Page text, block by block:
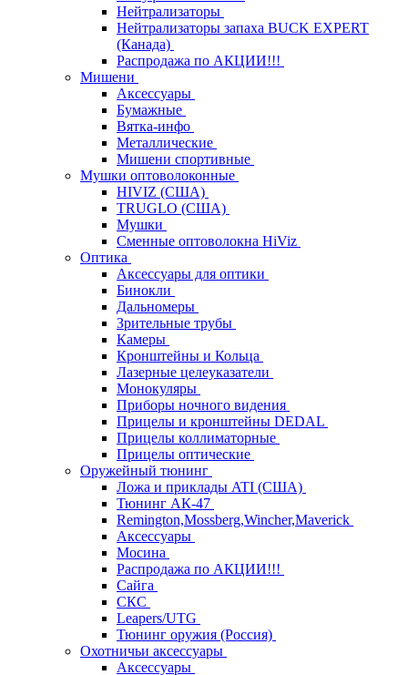
Нейтрализаторы
Нейтрализаторы запаха BUCK EXPERT
(Канада)
Распродажа по АКЦИИ!!!
Мишени
Аксессуары
Бумажные
Вятка-инфо
Металлические
Мишени спортивные
Мушки оптоволоконные
HIVIZ (США)
TRUGLO (США)
Мушки
Сменные оптоволокна HiViz
Оптика
Аксессуары для оптики
Бинокли
Дальномеры
Зрительные трубы
Камеры
Кронштейны и Кольца
Лазерные целеуказатели
Монокуляры
Приборы ночного видения
Прицелы и кронштейны DEDAL
Прицелы коллиматорные
Прицелы оптические
Оружейный тюнинг
Ложа и приклады ATI (США)
Тюнинг АК-47
Remington,Mossberg,Wincher,Maverick
Аксессуары
Мосина
Распродажа по АКЦИИ!!!
Сайга
СКС
Leapers/UTG
Тюнинг оружия (Россия)
Охотничьи аксессуары
Аксессуары